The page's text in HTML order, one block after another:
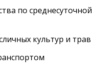
по среднесуточной
культур и трав